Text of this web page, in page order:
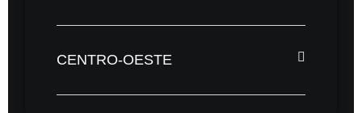
CENTRO-OESTE